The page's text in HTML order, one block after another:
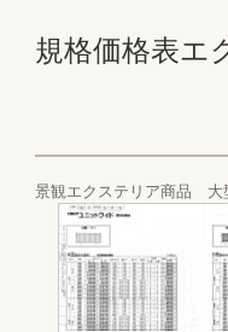
規格価格表エ
景観エクステリア商品 大